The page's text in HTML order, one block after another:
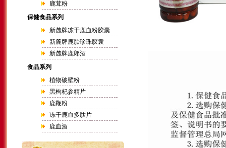
鹿茸粉
保健食品系列
新麓牌冻干鹿血粉胶囊
新麓牌鹿胎珍珠胶囊
新麓牌鹿郎酒
食品系列
植物破壁粉
黑枸杞参精片
鹿鞭粉
冻干鹿血多肽片
鹿血酒